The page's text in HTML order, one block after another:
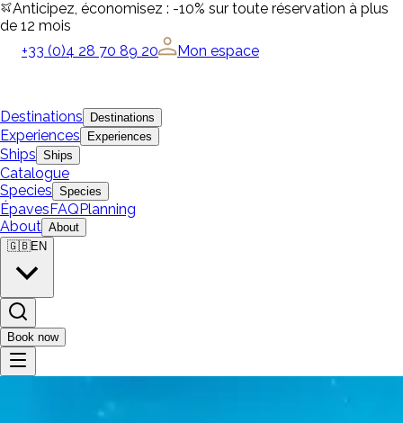
Anticipez, économisez : -10% sur toute réservation à plus
de 12 mois
+33 (0)4 28 70 89 20
Mon espace
Destinations Destinations
Experiences Experiences
Ships Ships
Catalogue
Species Species
ÉpavesFAQPlanning
About About
🇬🇧EN
Book now